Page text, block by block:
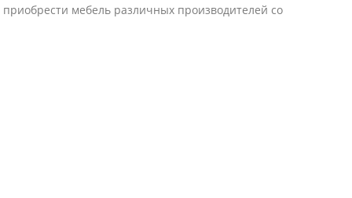
мебель различных производителей со